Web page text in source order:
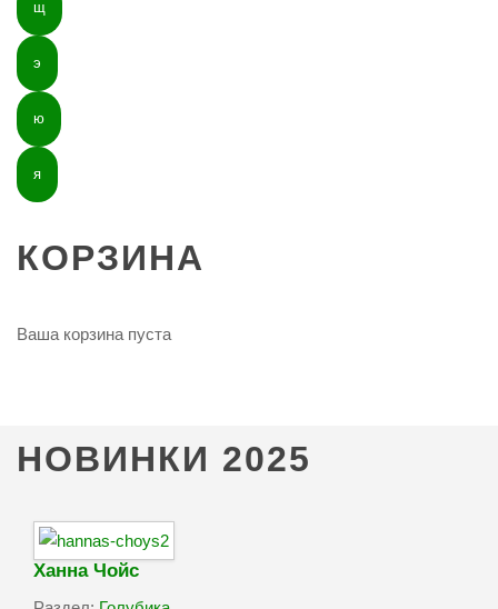
щ
э
ю
я
КОРЗИНА
Ваша корзина пуста
НОВИНКИ 2025
Ханна Чойс